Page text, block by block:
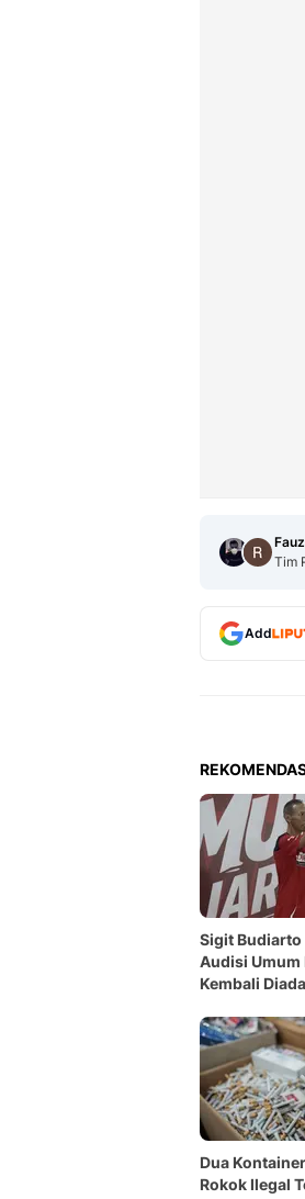
Tim
Add
Sigit Budiarto
Audisi Umum
Kembali
Dua
Rokok Ilegal